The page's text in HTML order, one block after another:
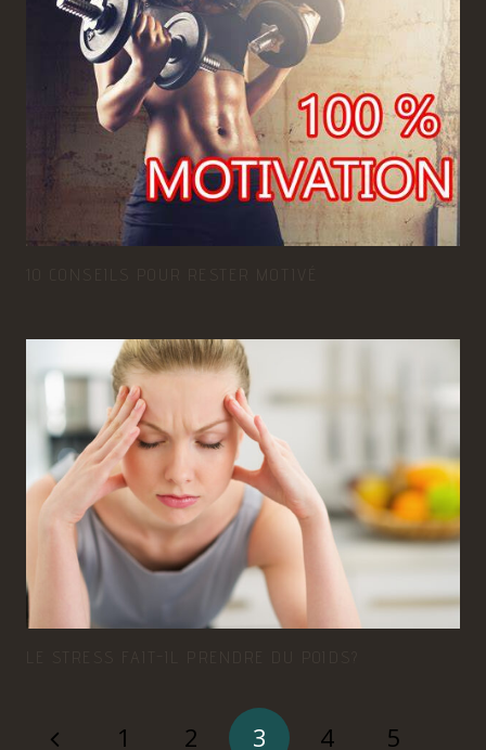
1 2 3 4 5